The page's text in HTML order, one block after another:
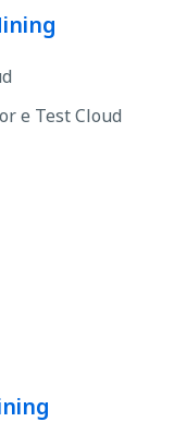
e Test Cloud